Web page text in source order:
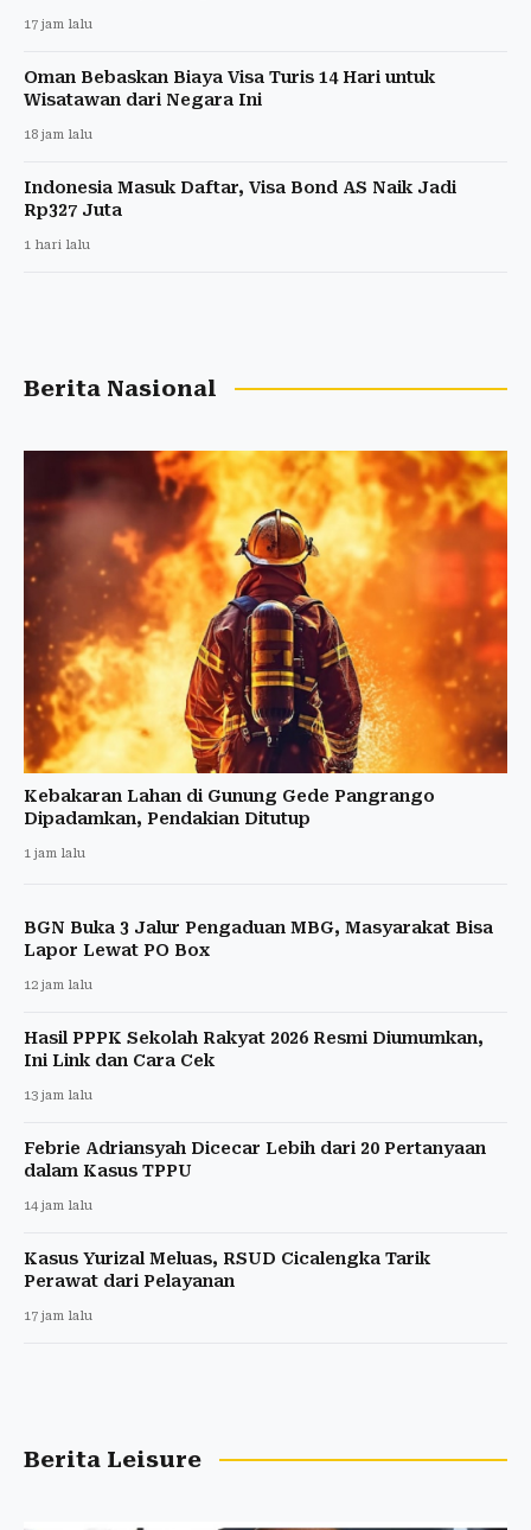
17 jam lalu
Oman Bebaskan Biaya Visa Turis 14 Hari untuk
Wisatawan dari Negara Ini
18 jam lalu
Indonesia Masuk Daftar, Visa Bond AS Naik Jadi
Rp327 Juta
1 hari lalu
Berita Nasional
Kebakaran Lahan di Gunung Gede Pangrango
Dipadamkan, Pendakian Ditutup
1 jam lalu
BGN Buka 3 Jalur Pengaduan MBG, Masyarakat Bisa
Lapor Lewat PO Box
12 jam lalu
Hasil PPPK Sekolah Rakyat 2026 Resmi Diumumkan,
Ini Link dan Cara Cek
13 jam lalu
Febrie Adriansyah Dicecar Lebih dari 20 Pertanyaan
dalam Kasus TPPU
14 jam lalu
Kasus Yurizal Meluas, RSUD Cicalengka Tarik
Perawat dari Pelayanan
17 jam lalu
Berita Leisure